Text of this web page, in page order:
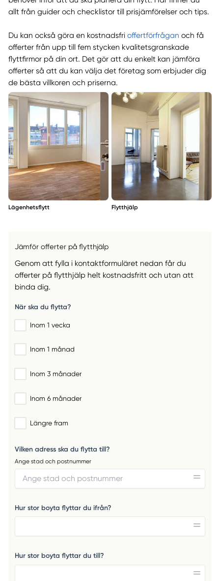
allt från guider och checklistor till prisjämförelser och tips.
Du kan också göra en kostnadsfri offertförfrågan och få
offerter från upp till fem stycken kvalitetsgranskade
flyttfirmor på din ort. Det gör att du enkelt kan jämföra
offerter så att du kan välja det företag som erbjuder dig
de bästa villkoren och priserna.
Lägenhetsflytt Flytthjälp
Jämför offerter på flytthjälp
Genom att fylla i kontaktformuläret nedan får du
offerter på flytthjälp helt kostnadsfritt och utan att
binda dig.
När ska du flytta?
Inom 1 vecka
Inom 1 månad
Inom 3 månader
Inom 6 månader
Längre fram
Vilken adress ska du flytta till?
Ange stad och postnummer
Hur stor boyta flyttar du ifrån?
Hur stor boyta flyttar du till?